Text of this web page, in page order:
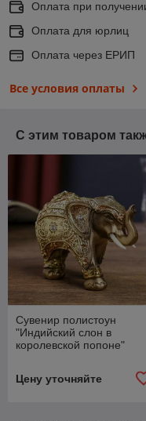
Оплата при
Оплата для юрлиц
Оплата через ЕРИП
Все условия оплаты
С этим товаром
Сувенир полистоун
"Индийский слон в
королевской попоне"
Цену уточняйте